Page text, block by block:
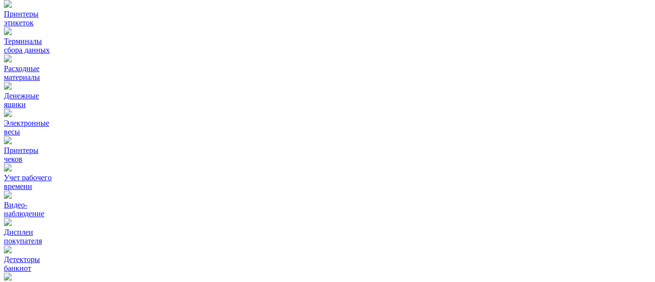
Принтеры
этикеток
Терминалы
сбора данных
Расходные
материалы
Денежные
ящики
Электронные
весы
Принтеры
чеков
Учет рабочего
времени
Видео‑
наблюдение
Дисплеи
покупателя
Детекторы
банкнот